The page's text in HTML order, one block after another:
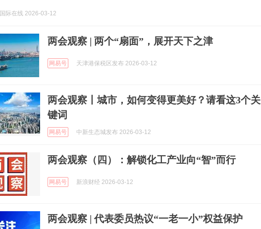
国际在线 2026-03-12
两会观察 | 两个“扇面”，展开天下之津
网易号 天津港保税区发布 2026-03-12
两会观察丨城市，如何变得更美好？请看这3个关
键词
网易号 中新生态城发布 2026-03-12
两会观察（四）：解锁化工产业向“智”而行
网易号 新浪财经 2026-03-12
两会观察 | 代表委员热议“一老一小”权益保护